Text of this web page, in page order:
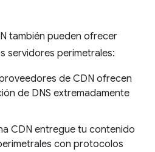
también pueden ofrecer
servidores perimetrales:
de CDN ofrecen
de DNS extremadamente
CDN entregue tu contenido
con protocolos